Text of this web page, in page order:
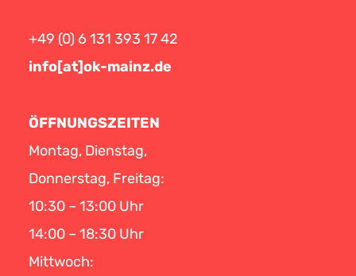
+49 (0) 6 131 393 17 42
info[at]ok-mainz.de
ÖFFNUNGSZEITEN
Montag, Dienstag,
Donnerstag, Freitag:
10:30 – 13:00 Uhr
14:00 – 18:30 Uhr
Mittwoch: